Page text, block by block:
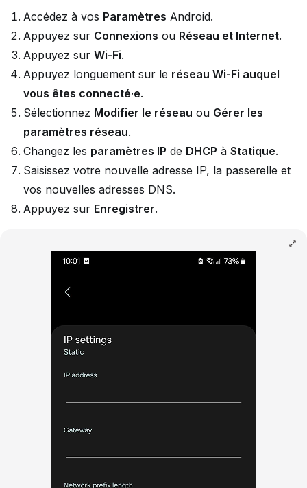
Accédez à vos Paramètres Android.
Appuyez sur Connexions ou Réseau et Internet.
Appuyez sur Wi-Fi.
Appuyez longuement sur le réseau Wi-Fi auquel
vous êtes connecté·e.
Sélectionnez Modifier le réseau ou Gérer les
paramètres réseau.
Changez les paramètres IP de DHCP à Statique.
Saisissez votre nouvelle adresse IP, la passerelle et
vos nouvelles adresses DNS.
Appuyez sur Enregistrer.